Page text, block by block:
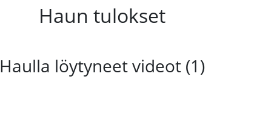
Haun tulokset
Haulla löytyneet videot (1)